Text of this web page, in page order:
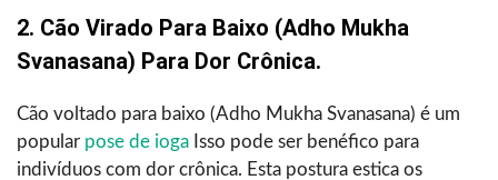
2. Cão Virado Para Baixo (Adho Mukha
Svanasana) Para Dor Crônica.
Cão voltado para baixo (Adho Mukha Svanasana) é um
popular pose de ioga Isso pode ser benéfico para
indivíduos com dor crônica. Esta postura estica os